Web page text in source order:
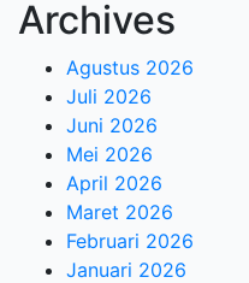
Archives
Agustus 2026
Juli 2026
Juni 2026
Mei 2026
April 2026
Maret 2026
Februari 2026
Januari 2026